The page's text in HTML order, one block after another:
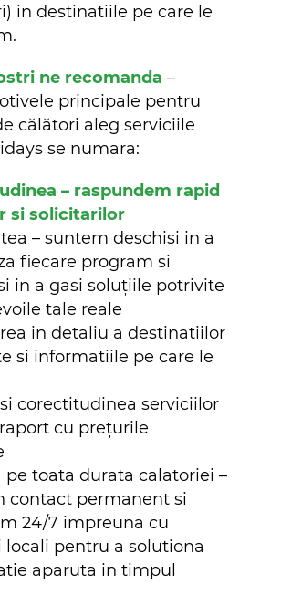
in destinatiile pe care le
ne recomanda –
principale pentru
călători aleg serviciile
se numara:
– raspundem rapid
si solicitarilor
– suntem deschisi in a
fiecare program si
in a gasi soluțiile potrivite
tale reale
in detaliu a destinatiilor
si informatiile pe care le
corectitudinea serviciilor
cu prețurile
pe toata durata calatoriei –
contact permanent si
24/7 impreuna cu
locali pentru a solutiona
aparuta in timpul